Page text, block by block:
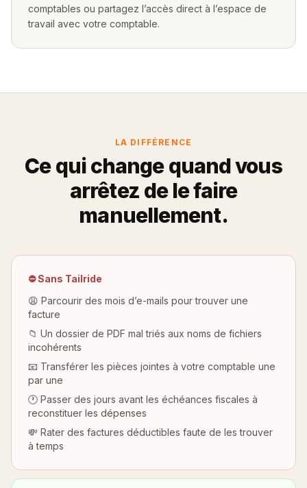
comptables ou partagez l’accès direct à l’espace de
travail avec votre comptable.
LA DIFFÉRENCE
Ce qui change quand vous
arrêtez de le faire
manuellement.
⛔ Sans Tailride
😩 Parcourir des mois d’e-mails pour trouver une
facture
📁 Un dossier de PDF mal triés aux noms de fichiers
incohérents
📧 Transférer les pièces jointes à votre comptable une
par une
🕐 Passer des jours avant les échéances fiscales à
reconstituer les dépenses
💸 Rater des factures déductibles faute de les trouver
à temps